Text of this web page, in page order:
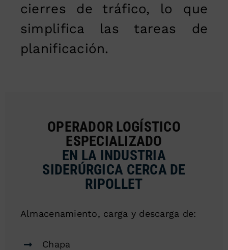
cierres de tráfico, lo que
simplifica las tareas de
planificación.
OPERADOR LOGÍSTICO
ESPECIALIZADO
EN LA INDUSTRIA
SIDERÚRGICA CERCA DE
RIPOLLET
Almacenamiento, carga y descarga de:
Chapa